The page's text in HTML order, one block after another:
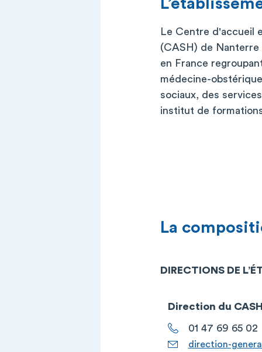
Le Centre d'accueil
(CASH) de
en France
médecine-
sociaux, des
institut de
La
DIRECTIONS DE
Direction du
01 47 69 65 02
direction-